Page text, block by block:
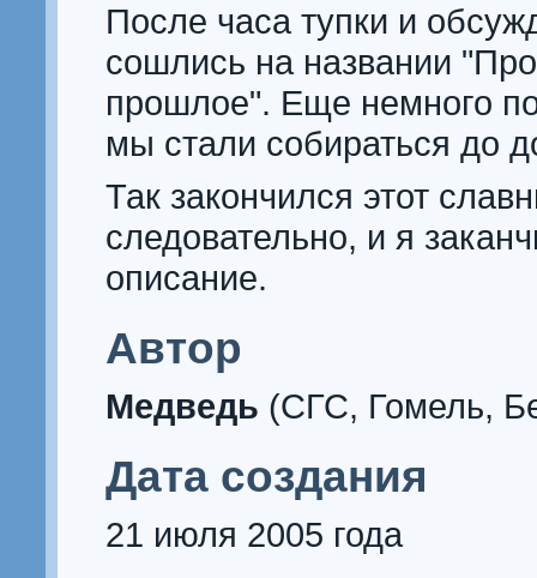
После часа тупки и
сошлись на названии
прошлое". Еще немного
мы стали собираться до
Так закончился этот
следовательно, и я
описание.
Автор
Медведь (СГС, Гомель,
Дата создания
21 июля 2005 года